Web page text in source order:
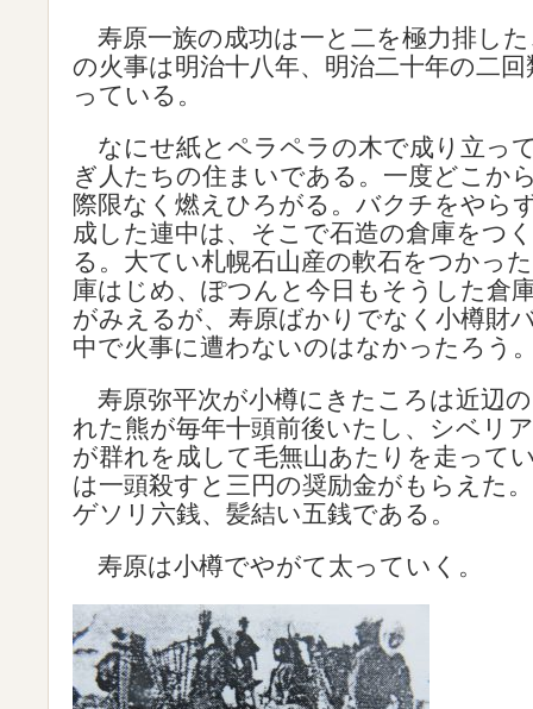
寿原一族の成功は一と二を極力排し
の火事は明治十八年、明治二十年の二
っている。
なにせ紙とペラペラの木で成り立っ
ぎ人たちの住まいである。一度どこか
際限なく燃えひろがる。バクチをやら
成した連中は、そこで石造の倉庫をつ
る。大てい札幌石山産の軟石をつかっ
庫はじめ、ぽつんと今日もそうした倉
がみえるが、寿原ばかりでなく小樽財
中で火事に遭わないのはなかったろう
寿原弥平次が小樽にきたころは近辺
れた熊が毎年十頭前後いたし、シベリ
が群れを成して毛無山あたりを走って
は一頭殺すと三円の奨励金がもらえた
ゲソリ六銭、髪結い五銭である。
寿原は小樽でやがて太っていく。